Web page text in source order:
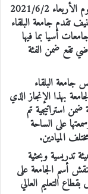
الملف الاخباري: أعلن تصنيف التايمز العالمي مساء يوم الأربعاء 2021/6/2
تقدم جامعة البلقاء
بالمرتبة 177 لأفضل جامعات أسيا بما فيها
تقع ضمن الفئة
جامعة البلقاء
بهذا الإنجاز الذي
استراتيجية تم
على الساحة
الميادين.
تدريسية وبحثية
أسم الجامعة على
التعليم العالي